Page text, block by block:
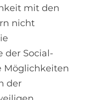
mit den
nicht
der Social-
Möglichkeiten
der